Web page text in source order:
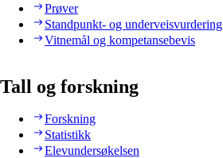
Prøver
Standpunkt- og underveisvurdering
Vitnemål og kompetansebevis
Tall og forskning
Forskning
Statistikk
Elevundersøkelsen